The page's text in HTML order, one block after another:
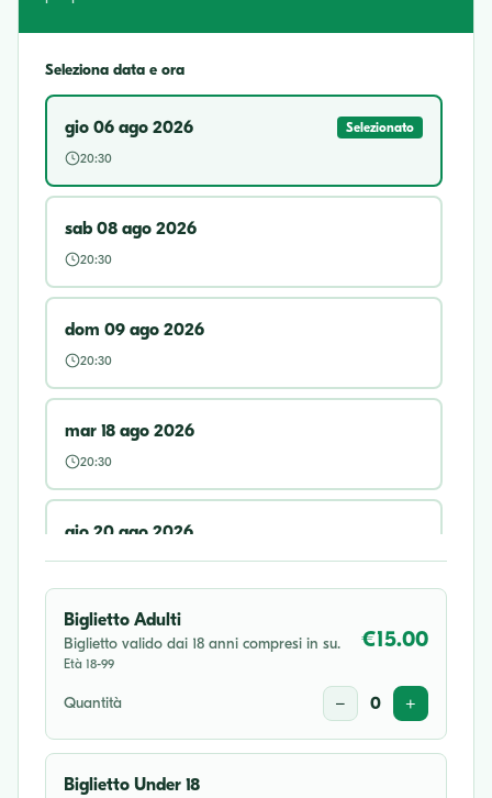
Seleziona data e ora
gio 06 ago 2026
Selezionato
20:30
sab 08 ago 2026
20:30
dom 09 ago 2026
20:30
mar 18 ago 2026
20:30
gio 20 ago 2026
20:30
mer 02 set 2026
20:30
sab 05 set 2026
Biglietto Adulti
Biglietto valido dai 18 anni compresi in su.
Età 18-99
€15.00
Quantità − 0 +
Biglietto Under 18